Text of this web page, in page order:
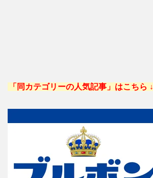
「同カテゴリーの人気記事」はこちら ↓